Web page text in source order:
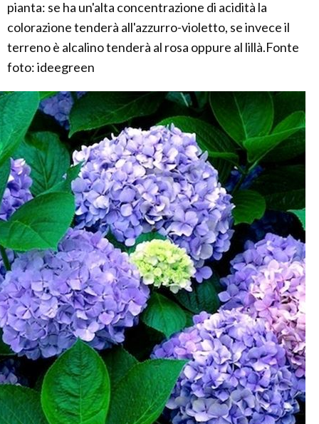
pianta: se ha un'alta concentrazione di acidità la
colorazione tenderà all'azzurro-violetto, se invece il
terreno è alcalino tenderà al rosa oppure al lillà.Fonte
foto: ideegreen